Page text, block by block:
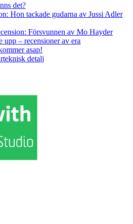
det?
Hon tackade gudarna av Jussi Adler
Försvunnen av Mo Hayder
upp – recensioner av era
asap!
detalj